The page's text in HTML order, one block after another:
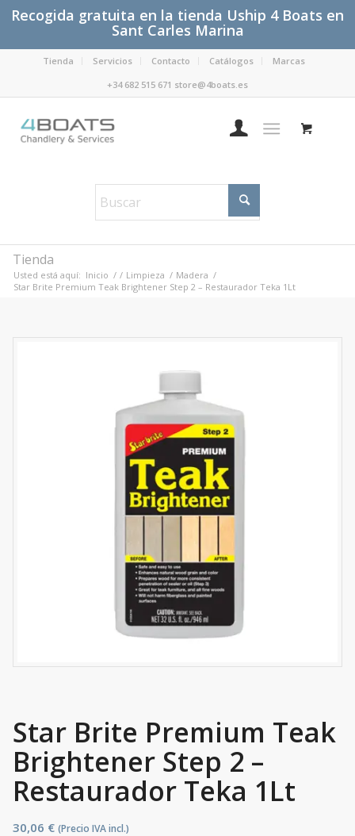
Recogida gratuita en la tienda Uship 4 Boats en
Sant Carles Marina
Tienda Servicios Contacto Catálogos
Marcas
+34 682 515 671 store@4boats.es
Tienda
Usted está aquí: Inicio / / Limpieza / Madera /
Star Brite Premium Teak Brightener Step 2 – Restaurador Teka 1Lt
Star Brite Premium Teak
Brightener Step 2 –
Restaurador Teka 1Lt
30,06 € (Precio IVA incl.)